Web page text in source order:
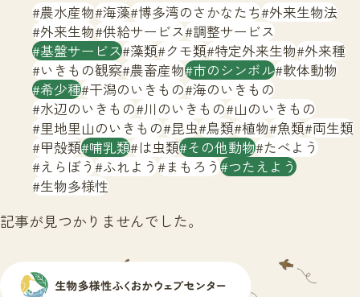
文字サイズ 小 中 大
生物多様性ふくおかウェブセンターとは
サイトマップ
農水産物 海藻 博多湾のさかなたち 外来生物法
外来生物 供給サービス 調整サービス
基盤サービス 藻類 クモ類 特定外来生物 外来種
いきもの観察 農畜産物 市のシンボル 軟体動物
希少種 干潟のいきもの 海のいきもの
水辺のいきもの 川のいきもの 山のいきもの
里地里山のいきもの 昆虫 鳥類 植物 魚類 両生類
甲殻類 哺乳類 は虫類 その他動物 たべよう
えらぼう ふれよう まもろう つたえよう
生物多様性
記事が見つかりませんでした。